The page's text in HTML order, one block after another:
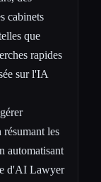
cabinets
que
rapides
sur l'IA
les
automatisant
d'AI Lawyer